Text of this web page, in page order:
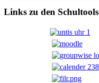
Links zu den Schultools